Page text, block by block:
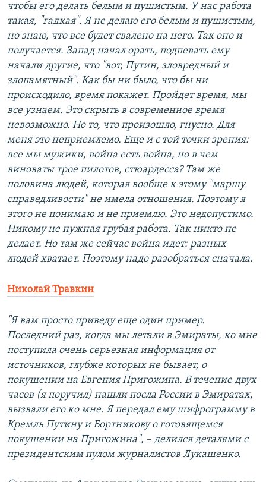
чтобы его делать белым и пушистым. У нас работа
такая, "гадкая". Я не делаю его белым и пушистым,
но знаю, что все будет свалено на него. Так оно и
получается. Запад начал орать, подпевать ему
начали другие, что "вот, Путин, зловредный и
злопамятный". Как бы ни было, что бы ни
происходило, время покажет. Пройдет время, мы
все узнаем. Это скрыть в современное время
невозможно. Но то, что произошло, гнусно. Для
меня это неприемлемо. Еще и с той точки зрения:
все мы мужики, война есть война, но в чем
виноваты трое пилотов, стюардесса? Там же
половина людей, которая вообще к этому "маршу
справедливости" не имела отношения. Поэтому я
этого не понимаю и не приемлю. Это недопустимо.
Никому не нужная грубая работа. Так никто не
делает. Но там же сейчас война идет: разных
людей хватает. Поэтому надо разобраться сначала.
Николай Травкин
"Я вам просто приведу еще один пример.
Последний раз, когда мы летали в Эмираты, ко мне
поступила очень серьезная информация от
источников, глубже которых не бывает, о
покушении на Евгения Пригожина. В течение двух
часов (я поручил) нашли посла России в Эмиратах,
вызвали его ко мне. Я передал ему шифрограмму в
Кремль Путину и Бортникову о готовящемся
покушении на Пригожина", – делился деталями с
президентским пулом журналистов Лукашенко.